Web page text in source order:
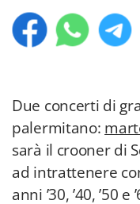
Due concerti di
palermitano:
sarà il crooner di
ad intrattenere
anni ’30, ’40, ’50